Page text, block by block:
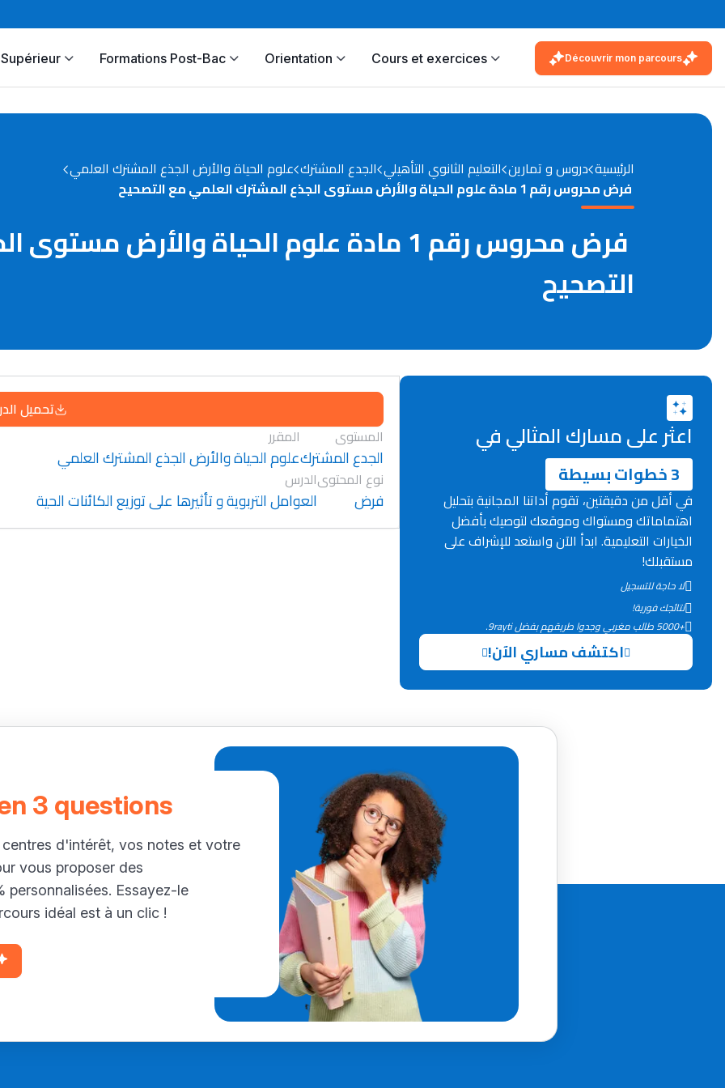
Formations Post-Bac Orientation Cours et exercices Découvrir mon parcours
الرئيسية دروس و تمارين التعليم الثانوي التأهيلي الجدع المشترك علوم الحياة والأرض الجذع المشترك العلمي
فرض محروس رقم 1 مادة علوم الحياة والأرض مستوى الجذع المشترك العلمي مع التصحيح
فرض محروس رقم 1 مادة علوم الحياة والأرض
التصحيح
تحميل
المستوى
الجدع المشترك
المقرر
علوم الحياة والأرض الجذع المشترك العلمي
نوع المحتوى
فرض
الدرس
العوامل التربوية و تأثيرها على توزيع الكائنات الحية
اعثر على مسارك المثالي في
3 خطوات بسيطة
في أقل من دقيقتين، تقوم أداتنا المجانية بتحليل
اهتماماتك ومستواك وموقعك لتوصيك بأفضل
الخيارات التعليمية. ابدأ الآن واستعد للإشراف على
مستقبلك!
لا حاجة للتسجيل
نتائجك فورية!
+5000 طالب مغربي وجدوا طريقهم بفضل 9rayti.
اكتشف مساري الآن!
3 questions
d'intérêt, vos notes et votre
vous proposer des
personnalisées. Essayez-le
idéal est à un clic !